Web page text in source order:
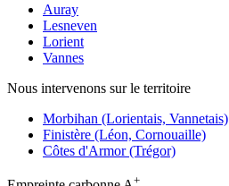
Auray
Lesneven
Lorient
Vannes
Nous intervenons sur le territoire
Morbihan (Lorientais, Vannetais)
Finistère (Léon, Cornouaille)
Côtes d'Armor (Trégor)
+